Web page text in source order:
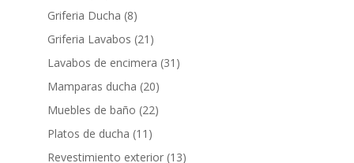
productos
Griferia Ducha 88
productos
Griferia Lavabos 21 21
productos
Lavabos de encimera 31 31
Mamparas ducha 2020
productos
Muebles de baño 2222
Platos de ducha 11 11
productos
Revestimiento exterior 1313